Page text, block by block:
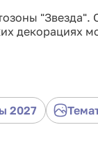
"Звезда".
декорациях
2027